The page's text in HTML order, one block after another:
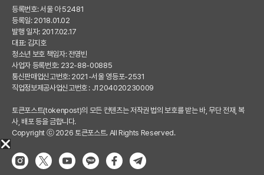
등록번호: 서울 아 52481
등록일: 2018.01.02
발행 일자: 2017.02.17
대표: 김지호
청소년 보호 책임자: 전영빈
사업자 등록번호: 232-88-00885
통신판매업신고번호: 2021-서울 영등포-2531
직업정보제공사업신고번호 : J1204020230009
토큰포스트(tokenpost)의 모든 컨텐츠는 저작권 법의 보호를 받는 바, 무단 전재, 복
사, 배포 등을 금합니다.
Copyright ⓒ 2026 토큰포스트. All Rights Reserved.